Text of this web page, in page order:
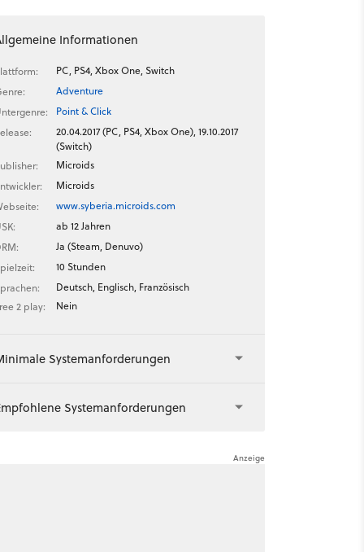
Informationen
PC, PS4, Xbox One, Switch
Adventure
Point & Click
20.04.2017 (PC, PS4, Xbox One), 19.10.2017
(Switch)
Microids
Microids
www.syberia.microids.com
ab 12 Jahren
Ja (Steam, Denuvo)
10 Stunden
Deutsch, Englisch, Französisch
2 play:
Nein
Systemanforderungen
Systemanforderungen